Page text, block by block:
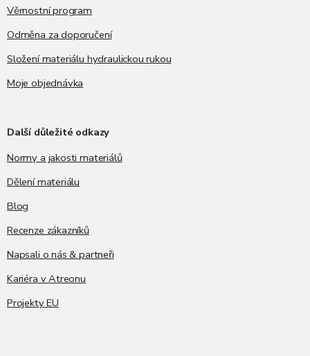
Věrnostní program
Odměna za doporučení
Složení materiálu hydraulickou rukou
Moje objednávka
Další důležité odkazy
Normy a jakosti materiálů
Dělení materiálu
Blog
Recenze zákazníků
Napsali o nás & partneři
Kariéra v Atreonu
Projekty EU